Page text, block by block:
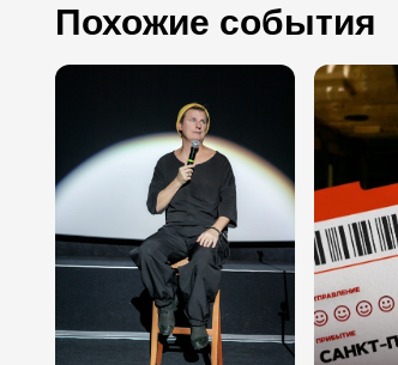
Похожие события